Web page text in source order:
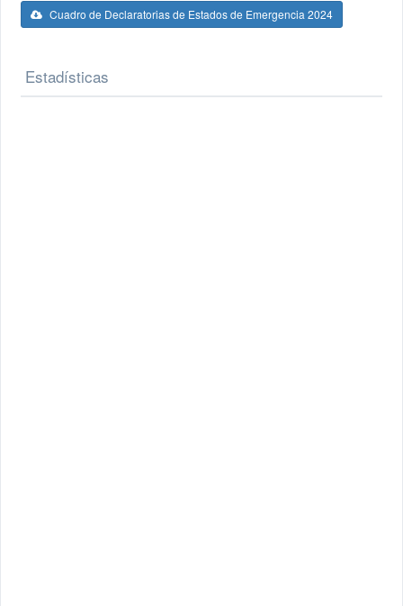
Cuadro de Declaratorias de Estados de Emergencia 2024
Estadísticas